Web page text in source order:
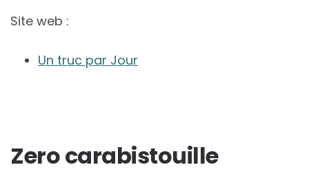
Site web :
Un truc par Jour
Zero carabistouille